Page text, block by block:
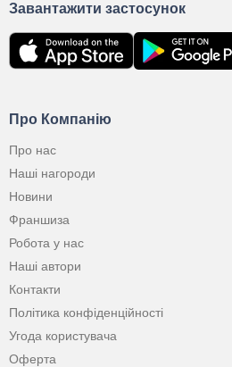
Про Компанію
Про нас
Наші нагороди
Новини
Франшиза
Робота у нас
Наші автори
Контакти
Політика конфіденційності
Угода користувача
Оферта
Завантажити застосунок